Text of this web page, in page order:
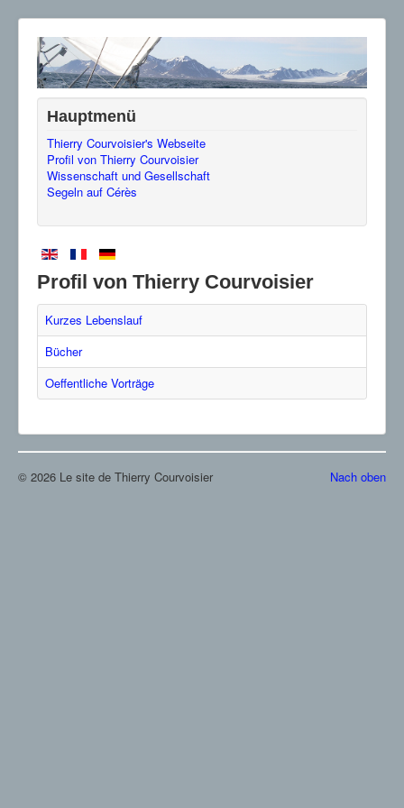
Hauptmenü
Thierry Courvoisier's Webseite
Profil von Thierry Courvoisier
Wissenschaft und Gesellschaft
Segeln auf Cérès
Profil von Thierry Courvoisier
Kurzes Lebenslauf
Bücher
Oeffentliche Vorträge
Nach oben
© 2026 Le site de Thierry Courvoisier